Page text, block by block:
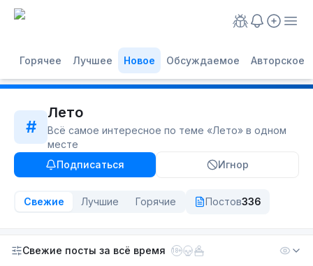
Горячее Лучшее Новое Обсуждаемое Авторское
#
Лето
Всё самое интересное по теме «Лето» в одном
месте
Подписаться
Игнор
Свежие Лучшие Горячие Постов336
Свежие посты за всё время 18+